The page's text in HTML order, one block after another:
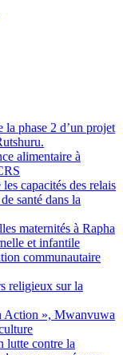
phase 2 d’un projet
alimentaire à
capacités des relais
santé dans la
maternités à Rapha
et infantile
communautaire
religieux sur la
Action », Mwanvuwa
lutte contre la